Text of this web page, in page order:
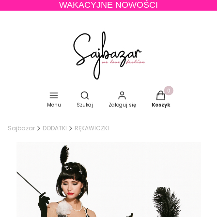
WAKACYJNE NOWOŚCI
Menu
Otwórz wyszukiwarkę
Szukaj Zaloguj się
Produkty w
Koszyk
Sajbazar DODATKI RĘKAWICZKI